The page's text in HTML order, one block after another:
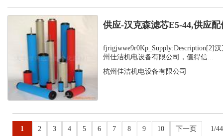
供应-汉克森滤芯E5-44,供应配
fjrigjwwe9r0Kp_Supply:Description[2]
州佳洁机电设备有限公司，值得信...
杭州佳洁机电设备有限公司
1 2 3 4 5 6 7 8 9 10 下一页 1/